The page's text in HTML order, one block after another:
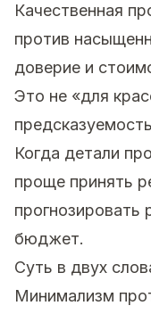
Качественная
против
доверие и
Это не «для
Когда детали
проще принять
прогнозировать
бюджет.
Суть в двух
Минимализм